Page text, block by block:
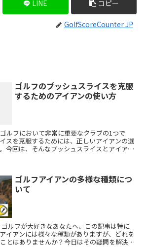
LINE コピー
GolfScoreCounter JP
ゴルフのプッシュスライスを克服
するためのアイアンの使い方
ルフにおいて非常に重要なクラブの1つで
スを克服するためには、正しいアイアンの選
今回は、そんなプッシュスライスとアイアン
ゴルフアイアンの多様な種類につ
いて
ルフが大好きなあなたへ、この記事は特に
イアンには様々な種類がありますが、どれを
とはありませんか？今日はその疑問を解決し